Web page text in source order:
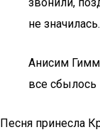
не
Анисим
все сбылось
Песня принесла